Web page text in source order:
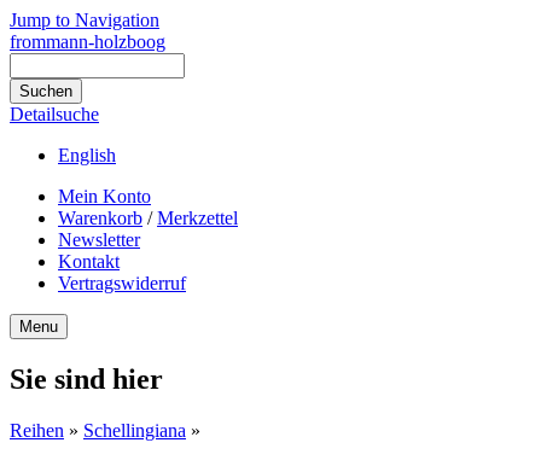
Jump to Navigation
frommann-holzboog
Detailsuche
English
Mein Konto
Warenkorb /Merkzettel
Newsletter
Kontakt
Vertragswiderruf
Menu
Sie sind hier
Reihen » Schellingiana »